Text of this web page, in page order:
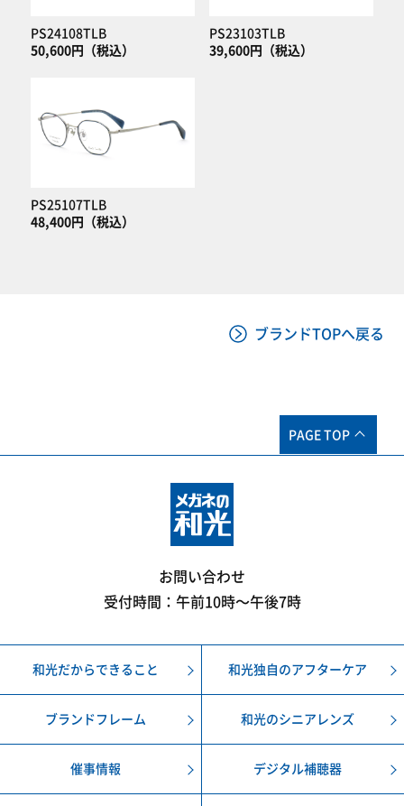
PS24108TLB
50,600円（税込）
PS23103TLB
39,600円（税込）
PS25107TLB
48,400円（税込）
ブランドTOPへ戻る
PAGE TOP
お問い合わせ
受付時間：午前10時〜午後7時
和光だからできること 和光独自のアフターケア
ブランドフレーム 和光のシニアレンズ
催事情報 デジタル補聴器